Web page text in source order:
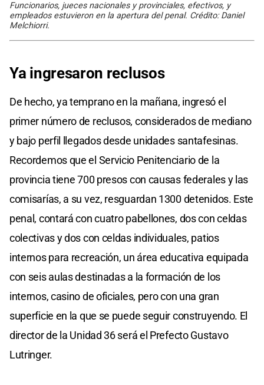
Funcionarios, jueces nacionales y provinciales, efectivos, y
empleados estuvieron en la apertura del penal. Crédito: Daniel
Melchiorri.
Ya ingresaron reclusos
De hecho, ya temprano en la mañana, ingresó el
primer número de reclusos, considerados de mediano
y bajo perfil llegados desde unidades santafesinas.
Recordemos que el Servicio Penitenciario de la
provincia tiene 700 presos con causas federales y las
comisarías, a su vez, resguardan 1300 detenidos. Este
penal, contará con cuatro pabellones, dos con celdas
colectivas y dos con celdas individuales, patios
internos para recreación, un área educativa equipada
con seis aulas destinadas a la formación de los
internos, casino de oficiales, pero con una gran
superficie en la que se puede seguir construyendo. El
director de la Unidad 36 será el Prefecto Gustavo
Lutringer.